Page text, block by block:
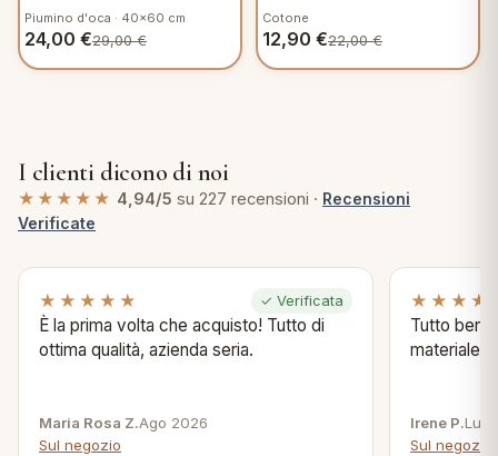
Piumino d'oca · 40x60 cm
24,00 €29,00€
Antiacaro Boy
Cotone
12,90 €22,00€
I clienti dicono di noi
★★★★★ 4,94/5 su 227 recensioni · Recensioni
Verificate
★★★★★ ✓ Verificata
È la prima volta che acquisto! Tutto di
ottima qualità, azienda seria.
Maria Rosa Z.Ago 2026
Sul negozio
Tutto bene
materiale .
Irene P.Lug
Sul negozio